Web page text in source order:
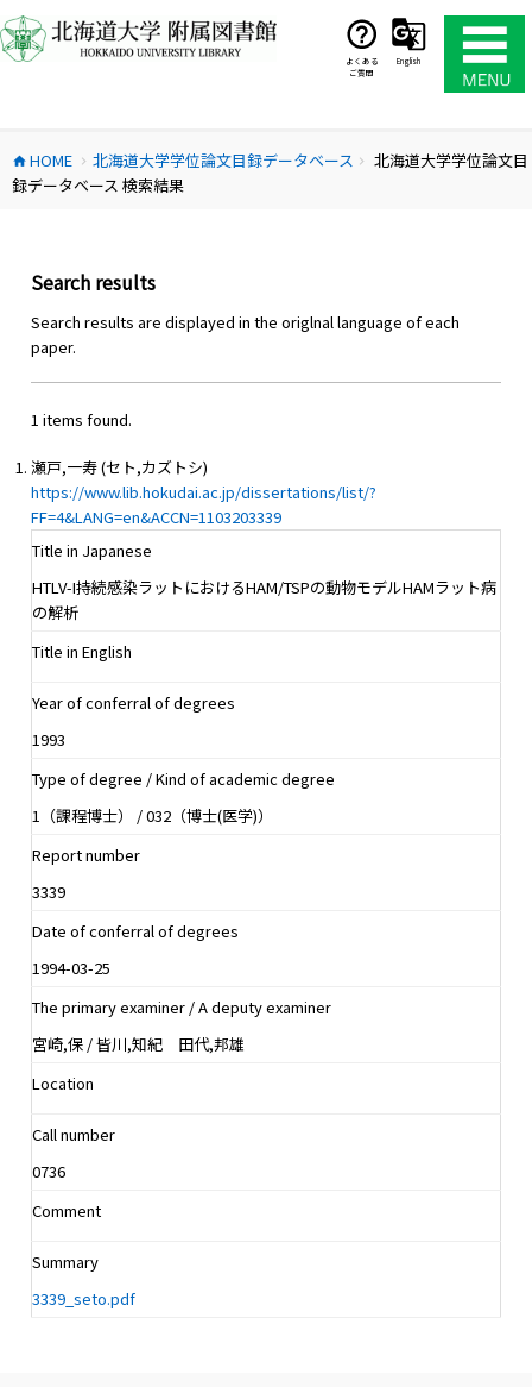
ン
テ
ス
キ
よくある
ご質問
English
home HOME chevron_right 北海道大学学位論文目録データベース chevron_right
北海道大学学位論文目
録データベース 検索結果
Search results
Search results are displayed in the origlnal language of each
paper.
1 items found.
瀬戸,一寿 (セト,カズトシ)
https://www.lib.hokudai.ac.jp/dissertations/list/?
FF=4&LANG=en&ACCN=1103203339
Title in Japanese
HTLV-I持続感染ラットにおけるHAM/TSPの動物モデルHAMラット病
の解析
Title in English
Year of conferral of degrees
1993
Type of degree / Kind of academic degree
1（課程博士） / 032（博士(医学)）
Report number
3339
Date of conferral of degrees
1994-03-25
The primary examiner / A deputy examiner
宮崎,保 / 皆川,知紀 田代,邦雄
Location
Call number
0736
Comment
Summary
3339_seto.pdf